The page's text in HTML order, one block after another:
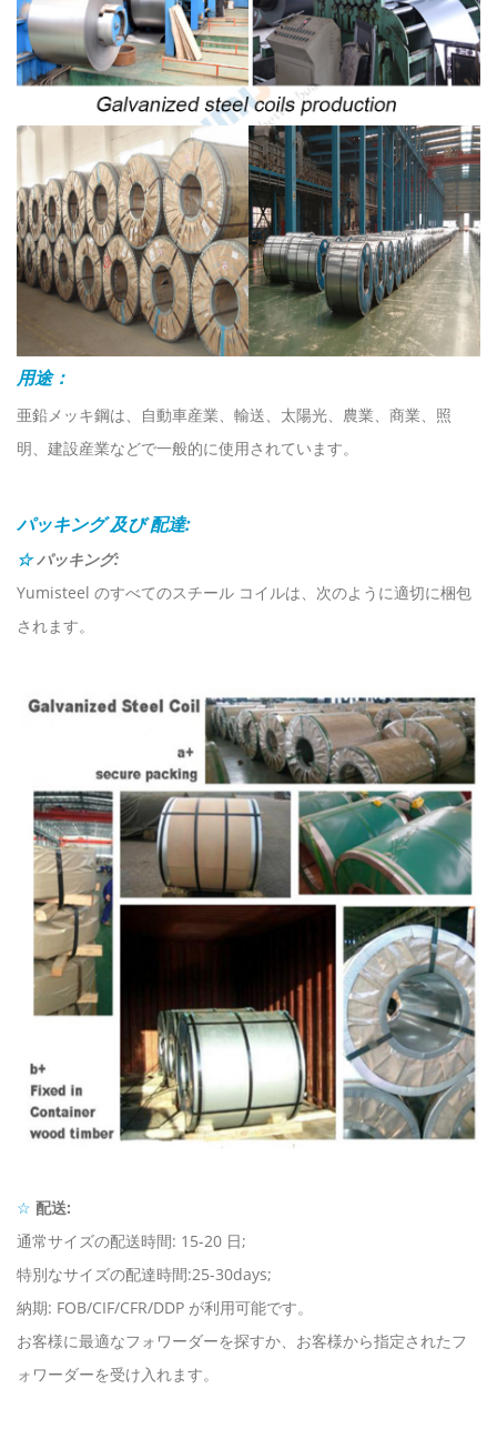
用途：
亜鉛メッキ鋼は、自動車産業、輸送、太陽光、農業、商業、照
明、建設産業などで一般的に使用されています。
パッキング及び配達:
☆パッキング:
Yumisteel のすべてのスチール コイルは、次のように適切に梱包
されます。
☆ 配送:
通常サイズの配送時間: 15-20 日;
特別なサイズの配達時間:25-30days;
納期: FOB/CIF/CFR/DDP が利用可能です。
お客様に最適なフォワーダーを探すか、お客様から指定されたフ
ォワーダーを受け入れます。